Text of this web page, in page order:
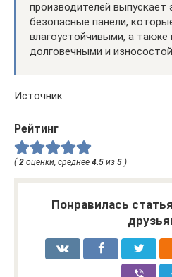
производителей выпускает
безопасные панели,
влагоустойчивыми, а также
долговечными и
Источник
Рейтинг
( 2 оценки, среднее 4.5 из 5 )
Понравилась